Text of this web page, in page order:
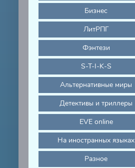
Бизнес
ЛитРПГ
Фэнтези
S-T-I-K-S
Альтернативные миры
Детективы и триллеры
EVE online
На иностранных языках
Разное